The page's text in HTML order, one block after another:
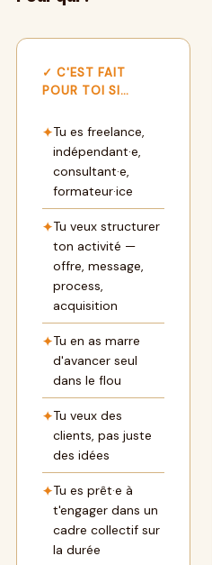
✓ C'EST FAIT
POUR TOI SI…
✦Tu es freelance,
indépendant·e,
consultant·e,
formateur·ice
✦Tu veux structurer
ton activité —
offre, message,
process,
acquisition
✦Tu en as marre
d'avancer seul
dans le flou
✦Tu veux des
clients, pas juste
des idées
✦Tu es prêt·e à
t'engager dans un
cadre collectif sur
la durée